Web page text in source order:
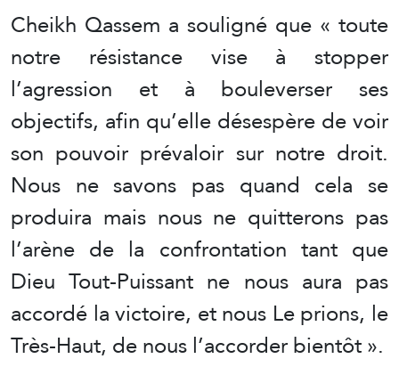
Cheikh Qassem a souligné que « toute
notre résistance vise à stopper
l’agression et à bouleverser ses
objectifs, afin qu’elle désespère de voir
son pouvoir prévaloir sur notre droit.
Nous ne savons pas quand cela se
produira mais nous ne quitterons pas
l’arène de la confrontation tant que
Dieu Tout-Puissant ne nous aura pas
accordé la victoire, et nous Le prions, le
Très-Haut, de nous l’accorder bientôt ».